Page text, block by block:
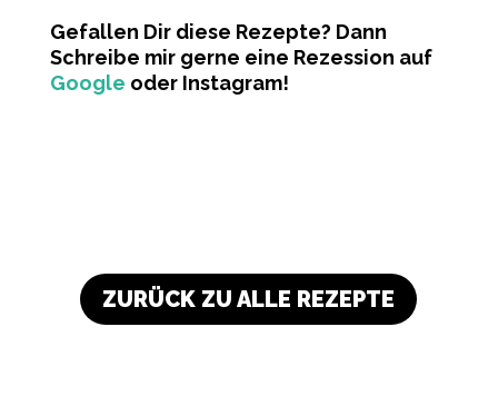
Gefallen Dir diese Rezepte? Dann
Schreibe mir gerne eine Rezession auf
Google oder Instagram!
ZURÜCK ZU ALLE REZEPTE